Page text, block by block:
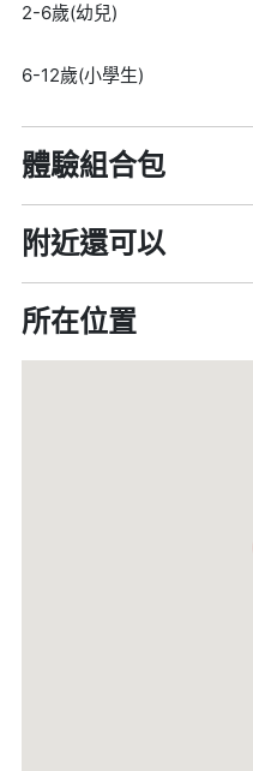
2-6歲(幼兒)
6-12歲(小學生)
體驗組合包
附近還可以
所在位置